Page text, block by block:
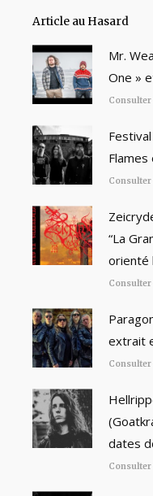
Article au Hasard
Mr.
One »
Consulter
Flames
Consulter
“La
orienté
Consulter
extrait
Consulter
dates
Consulter